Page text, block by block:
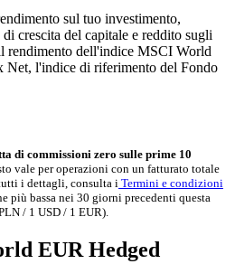
sul tuo investimento,
crescita del capitale e reddito sugli
rendimento dell'indice MSCI World
Net, l'indice di riferimento del Fondo
di commissioni zero sulle prime 10
vale per operazioni con un fatturato totale
i dettagli, consulta i Termini e condizioni
più bassa nei 30 giorni precedenti questa
/ 1 USD / 1 EUR).
EUR Hedged